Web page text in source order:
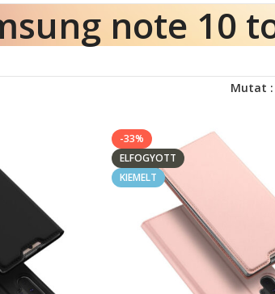
note 10
Mutat
-33%
ELFOGYOTT
KIEMELT